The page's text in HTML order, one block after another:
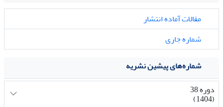
مقالات آماده انتشار
شماره جاری
شماره‌های پیشین نشریه
دوره 38
(1404)